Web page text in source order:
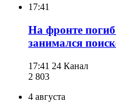
17:41
На фронте
занимался
17:41 24 Канал
2 803
4 августа